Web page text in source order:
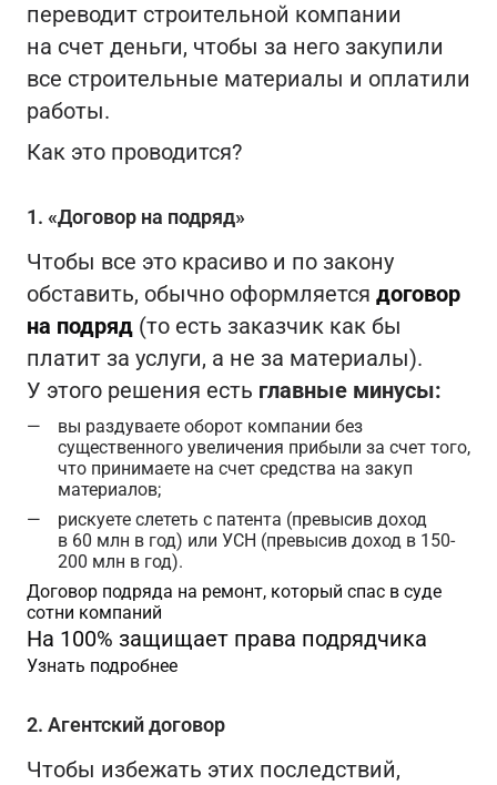
переводит строительной компании
на счет деньги, чтобы за него закупили
все строительные материалы и оплатили
работы.
Как это проводится?
1. «Договор на подряд»
Чтобы все это красиво и по закону
обставить, обычно оформляется договор
на подряд (то есть заказчик как бы
платит за услуги, а не за материалы).
У этого решения есть главные минусы:
вы раздуваете оборот компании без
существенного увеличения прибыли за счет того,
что принимаете на счет средства на закуп
материалов;
рискуете слететь с патента (превысив доход
в 60 млн в год) или УСН (превысив доход в 150-
200 млн в год).
Договор подряда на ремонт, который спас в суде
сотни компаний
На 100% защищает права подрядчика
Узнать подробнее
2. Агентский договор
Чтобы избежать этих последствий,